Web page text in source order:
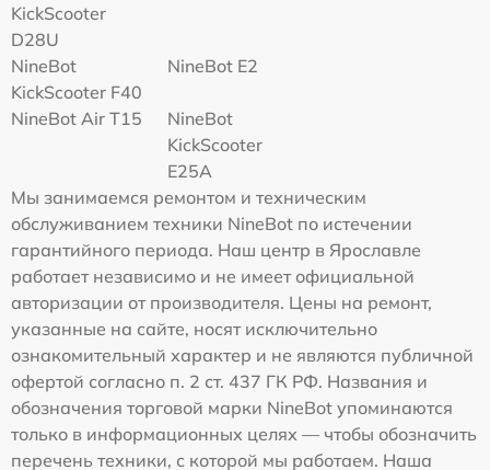
KickScooter
D28U
NineBot
KickScooter F40
NineBot E2
NineBot Air T15
NineBot
KickScooter
E25A
Мы занимаемся ремонтом и техническим
обслуживанием техники NineBot по истечении
гарантийного периода. Наш центр в Ярославле
работает независимо и не имеет официальной
авторизации от производителя. Цены на ремонт,
указанные на сайте, носят исключительно
ознакомительный характер и не являются публичной
офертой согласно п. 2 ст. 437 ГК РФ. Названия и
обозначения торговой марки NineBot упоминаются
только в информационных целях — чтобы обозначить
перечень техники, с которой мы работаем. Наша